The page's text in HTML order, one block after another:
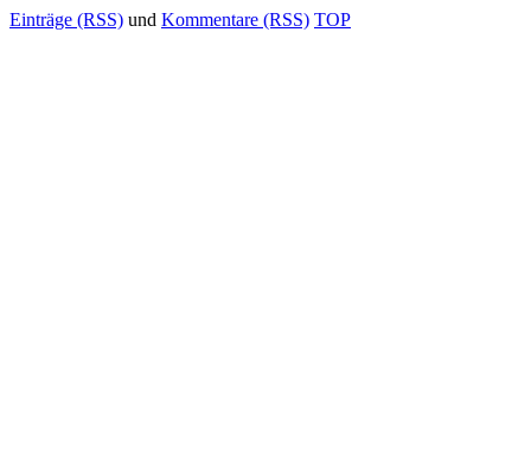
Einträge (RSS) und Kommentare (RSS) TOP